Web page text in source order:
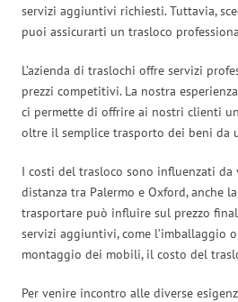
servizi aggiuntivi richiesti. Tuttavia,
puoi assicurarti un trasloco
L’azienda di traslochi offre servizi
prezzi competitivi. La nostra
ci permette di offrire ai nostri clienti
oltre il semplice trasporto dei beni da
I costi del trasloco sono influenzati
distanza tra Palermo e Oxford, anche
trasportare può influire sul prezzo
servizi aggiuntivi, come l’imballaggio
montaggio dei mobili, il costo del
Per venire incontro alle diverse